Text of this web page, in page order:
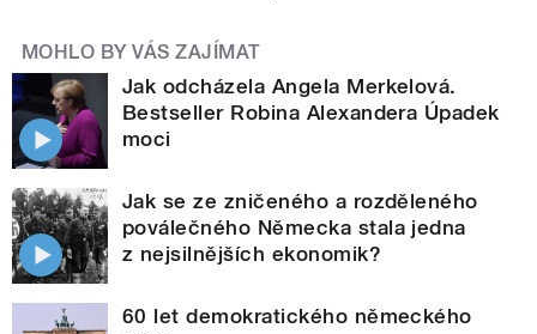
MOHLO BY VÁS ZAJÍMAT
Jak odcházela Angela Merkelová.
Bestseller Robina Alexandera Úpadek
moci
Jak se ze zničeného a rozděleného
poválečného Německa stala jedna
z nejsilnějších ekonomik?
60 let demokratického německého